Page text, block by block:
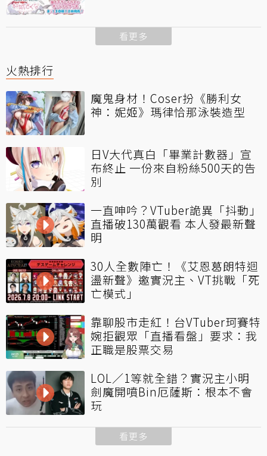
看更多
火熱排行
魔鬼身材！Coser扮《勝利女
神：妮姬》瑪律恰那泳裝造型
日V大代真白「畢業計數器」宣
布終止 一份來自粉絲500天的告
別
一直呻吟？VTuber詭異「抖動」
直播破130萬觀看 本人發最新聲
明
30人全數陣亡！《艾恩葛朗特迴
盪新聲》邀實況主、VT挑戰「死
亡模式」
靠聊股市走紅！台VTuber珂賽特
婉拒觀眾「直播看盤」要求：我
正職是股票交易
LOL／1等就全錯？實況主小明
劍魔開噴Bin厄薩斯：根本不會
玩
看更多